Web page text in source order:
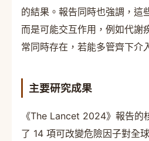
的結果。報告同時也強調，這
而是可能交互作用，例如代謝
常同時存在，若能多管齊下介
主要研究成果
《The Lancet 2024》報告的
了 14 項可改變危險因子對全